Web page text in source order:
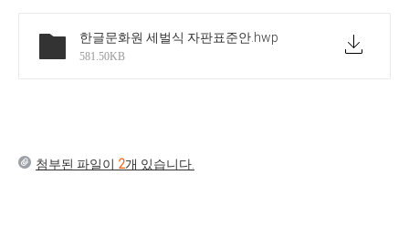
한글문화원 세벌식 자판표준안 .hwp
581.50KB
첨부된 파일이 2개 있습니다.